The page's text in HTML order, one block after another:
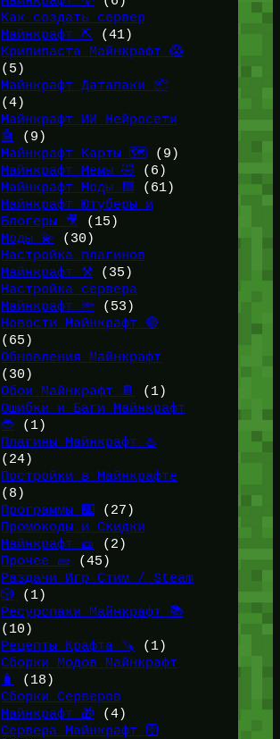
Как создать сервер
Майнкрафт ⛏️ (41)
Крипипаста Майнкрафт 😱
(5)
Майнкрафт Датапаки 📦
(4)
Майнкрафт ИИ Нейросети
🤖
(9)
Майнкрафт Карты 🗺️ (9)
Майнкрафт Мемы 🤣 (6)
Майнкрафт Моды 🟩
(61)
Майнкрафт Ютуберы и
Блогеры 🎥
(15)
Моды 💫
(30)
Настройка плагинов
Майнкрафт ⚒️(35)
Настройка сервера
Майнкрафт 🔦 (53)
Новости Майнкрафт 🔴
(65)
Обновления Майнкрафт
(30)
Обои Майнкрафт 📔
(1)
Ошибки и Баги Майнкрафт
🐞(1)
Плагины Майнкрафт ♨️
(24)
Постройки в Майнкрафте
(8)
Программы ⌨️(27)
Промокоды и Скидки
Майнкрафт 🎫
(2)
Прочее 🧱 (45)
Раздачи Игр Стим / Steam
🎲 (1)
Ресурспаки Майнкрафт 📚
(10)
Рецепты Крафта 🪚 (1)
Сборки Модов Майнкрафт
🧳
(18)
Сборки Серверов
Майнкрафт 🎁 (4)
Сервера Майнкрафт 🛜